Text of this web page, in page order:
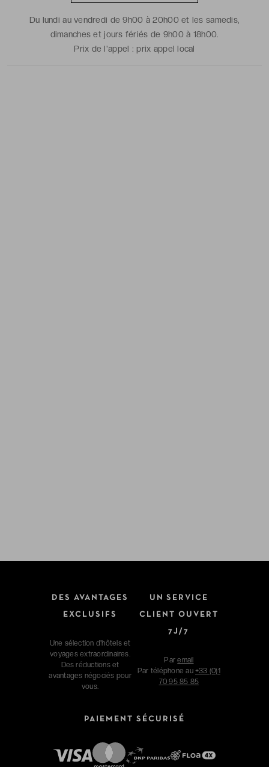
Du lundi au vendredi de 9h00 à 20h00 et les samedis,
dimanches et jours fériés de 9h00 à 18h00.
Prix de l'appel :prix appel local
DES AVANTAGES
EXCLUSIFS
Une sélection d'hôtels et
voyages extraordinaires.
Des réductions et
avantages négociés pour
vous.
UN SERVICE
CLIENT OUVERT
7J/7
Paremail
Par téléphone au +33 (0)1
70 95 85 85
PAIEMENT SÉCURISÉ